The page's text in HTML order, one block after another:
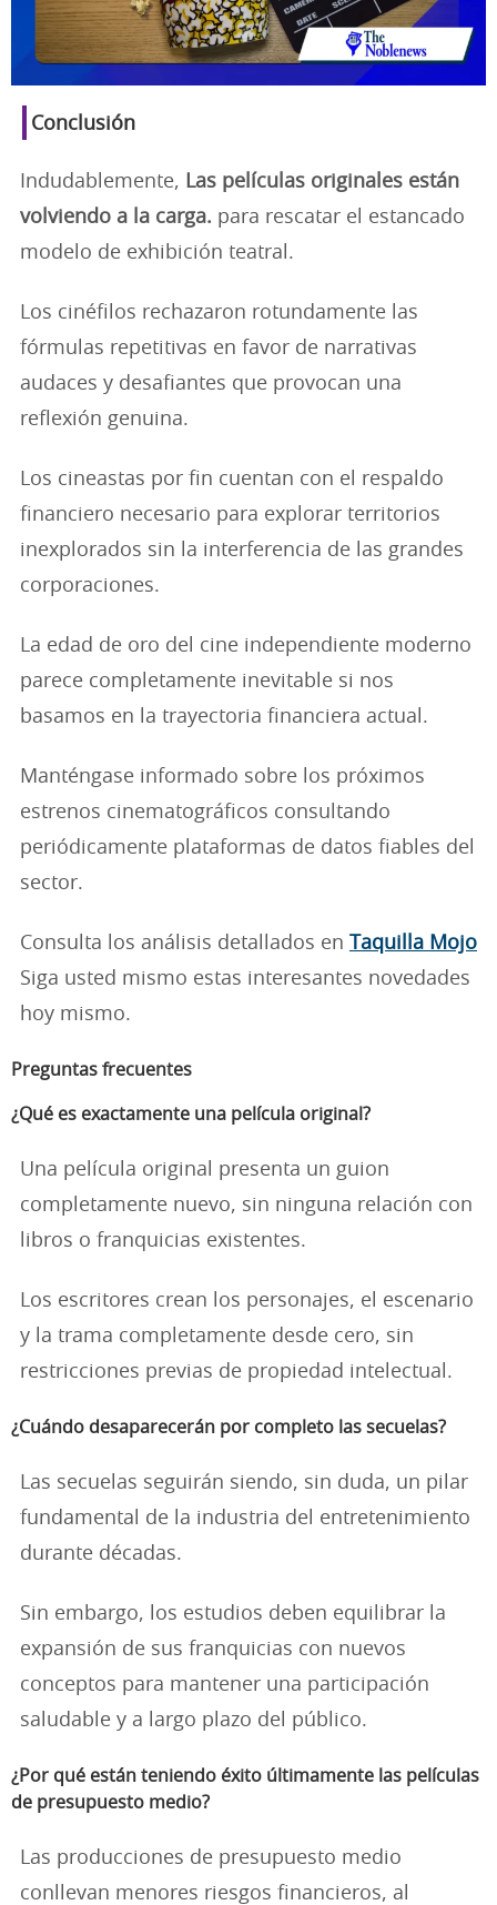
Conclusión
Indudablemente, Las películas originales están
volviendo a la carga. para rescatar el estancado
modelo de exhibición teatral.
Los cinéfilos rechazaron rotundamente las
fórmulas repetitivas en favor de narrativas
audaces y desafiantes que provocan una
reflexión genuina.
Los cineastas por fin cuentan con el respaldo
financiero necesario para explorar territorios
inexplorados sin la interferencia de las grandes
corporaciones.
La edad de oro del cine independiente moderno
parece completamente inevitable si nos
basamos en la trayectoria financiera actual.
Manténgase informado sobre los próximos
estrenos cinematográficos consultando
periódicamente plataformas de datos fiables del
sector.
Consulta los análisis detallados en
Taquilla Mojo
Siga usted mismo estas interesantes novedades
hoy mismo.
Preguntas frecuentes
¿Qué es exactamente una película original?
Una película original presenta un guion
completamente nuevo, sin ninguna relación con
libros o franquicias existentes.
Los escritores crean los personajes, el escenario
y la trama completamente desde cero, sin
restricciones previas de propiedad intelectual.
¿Cuándo desaparecerán por completo las secuelas?
Las secuelas seguirán siendo, sin duda, un pilar
fundamental de la industria del entretenimiento
durante décadas.
Sin embargo, los estudios deben equilibrar la
expansión de sus franquicias con nuevos
conceptos para mantener una participación
saludable y a largo plazo del público.
¿Por qué están teniendo éxito últimamente las películas
de presupuesto medio?
Las producciones de presupuesto medio
conllevan menores riesgos financieros, al